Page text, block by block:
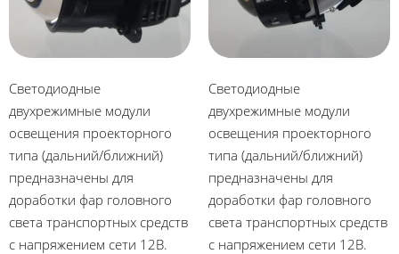
Светодиодные
двухрежимные модули
освещения проекторного
типа (дальний/ближний)
предназначены для
доработки фар головного
света транспортных средств
с напряжением сети 12В.
Светодиодные
двухрежимные модули
освещения проекторного
типа (дальний/ближний)
предназначены для
доработки фар головного
света транспортных средств
с напряжением сети 12В.